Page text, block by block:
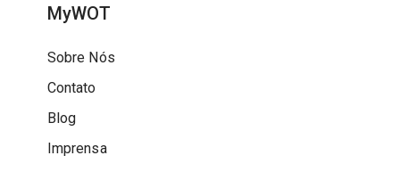
MyWOT
Sobre Nós
Contato
Blog
Imprensa